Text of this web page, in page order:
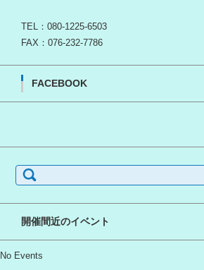
TEL：080-1225-6503
FAX：076-232-7786
FACEBOOK
索:
開催間近のイベント
No Events